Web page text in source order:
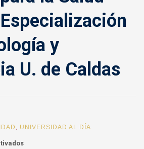
y
U. de Caldas
, UNIVERSIDAD AL DÍA
en